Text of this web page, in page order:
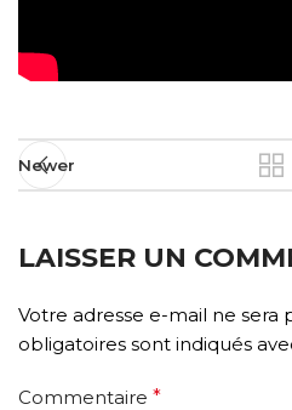
Newer
LAISSER UN
Votre adresse e-mail ne sera
obligatoires sont indiqués
Commentaire *